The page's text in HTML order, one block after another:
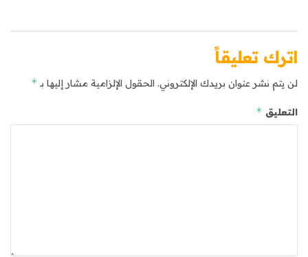
اترك تعليقاً
لن يتم نشر عنوان بريدك الإلكتروني. الحقول الإلزامية مشار إليها بـ *
التعليق *